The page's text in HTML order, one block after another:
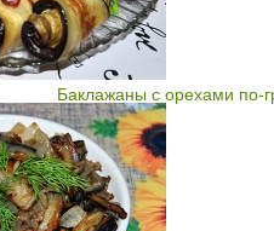
Баклажаны с орехами по-